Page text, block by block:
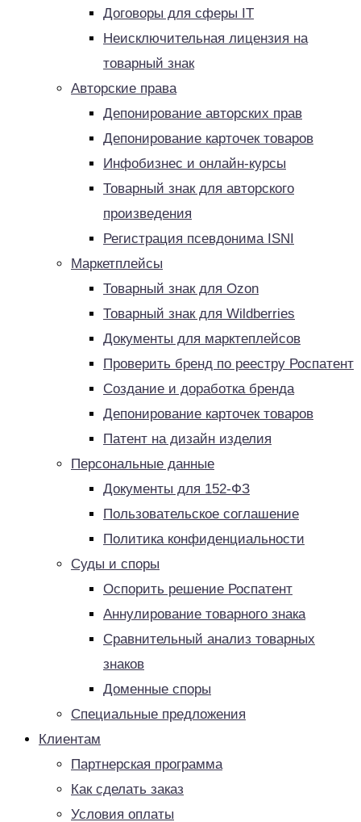
Договоры для сферы IT
Неисключительная лицензия на
товарный знак
Авторские права
Депонирование авторских прав
Депонирование карточек товаров
Инфобизнес и онлайн-курсы
Товарный знак для авторского
произведения
Регистрация псевдонима ISNI
Маркетплейсы
Товарный знак для Ozon
Товарный знак для Wildberries
Документы для марктеплейсов
Проверить бренд по реестру Роспатент
Создание и доработка бренда
Депонирование карточек товаров
Патент на дизайн изделия
Персональные данные
Документы для 152-ФЗ
Пользовательское соглашение
Политика конфиденциальности
Суды и споры
Оспорить решение Роспатент
Аннулирование товарного знака
Сравнительный анализ товарных
знаков
Доменные споры
Специальные предложения
Клиентам
Партнерская программа
Как сделать заказ
Условия оплаты